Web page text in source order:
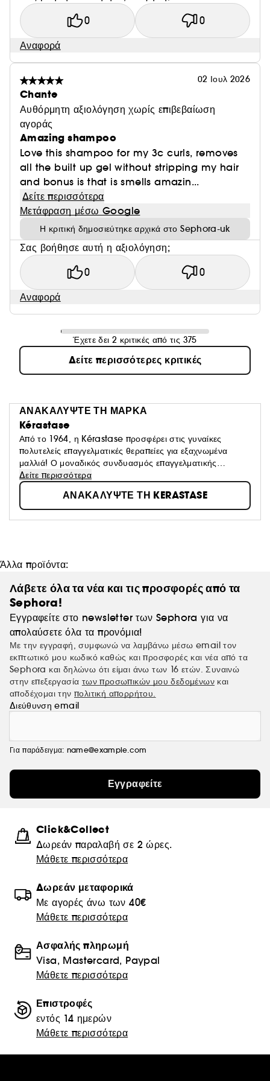
0 0
Αναφορά
02 Ιουλ 2026
Chante
Αυθόρμητη αξιολόγηση χωρίς επιβεβαίωση
αγοράς
Amazing shampoo
Love this shampoo for my 3c curls, removes
all the built up gel without stripping my hair
and bonus is that is smells amazin...
Δείτε περισσότερα
Μετάφραση μέσω Google
Η κριτική δημοσιεύτηκε αρχικά στο Sephora-uk
Σας βοήθησε αυτή η αξιολόγηση;
0 0
Αναφορά
Έχετε δει 2 κριτικές από τις 375
Δείτε περισσότερες κριτικές
ΑΝΑΚΑΛΥΨΤΕ ΤΗ ΜΑΡΚΑ
Kérastase
Από το 1964, η Kérastase προσφέρει στις γυναίκες
πολυτελείς επαγγελματικές θεραπείες για εξαχνωμένα
μαλλιά! Ο μοναδικός συνδυασμός επαγγελματικής
τεχνογνωσίας κομμωτικής και το καλύτερο της L'Oréal
Advanced Research, επιτρέπει σε κάθε γυναίκα να
προσφέρει ένα προσαρμοσμένο πρωτόκολλο θεραπείας
που θα της δώσει μια μοναδική εμπειρία και θα
αποκαλύψει όλη τη λάμψη των μαλλιών της.
Δείτε περισσότερα
ΑΝΑΚΑΛΥΨΤΕ ΤΗ KERASTASE
Άλλα προϊόντα:
Λάβετε όλα τα νέα και τις προσφορές από τα
Sephora!
Εγγραφείτε στο newsletter των Sephora για να
απολαύσετε όλα τα προνόμια!
Με την εγγραφή, συμφωνώ να λαμβάνω μέσω email τον
εκπτωτικό μου κωδικό καθώς και προσφορές και νέα από τα
Sephora και δηλώνω ότι είμαι άνω των 16 ετών. Συναινώ
στην επεξεργασία των προσωπικών μου δεδομένων και
αποδέχομαι την πολιτική απορρήτου.
Διεύθυνση email
Για παράδειγμα: name@example.com
Εγγραφείτε
Click&Collect
Δωρεάν παραλαβή σε 2 ώρες.
Μάθετε περισσότερα
Δωρεάν μεταφορικά
Με αγορές άνω των 40€
Μάθετε περισσότερα
Ασφαλής πληρωμή
Visa, Mastercard, Paypal
Μάθετε περισσότερα
Επιστροφές
εντός 14 ημερών
Μάθετε περισσότερα